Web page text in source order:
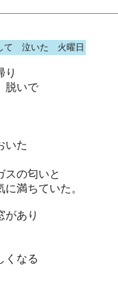
て 泣いた 火曜日
り
いで
いた
スの匂いと
満ちていた。
あり
くなる